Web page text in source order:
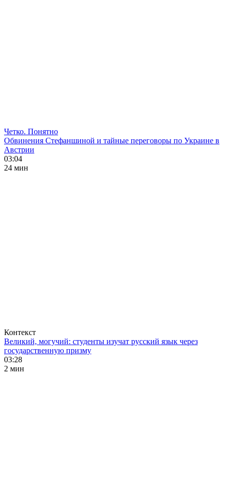
Четко. Понятно
Обвинения Стефаншиной и тайные переговоры по Украине в
Австрии
03:04
24 мин
Контекст
Великий, могучий: студенты изучат русский язык через
государственную призму
03:28
2 мин